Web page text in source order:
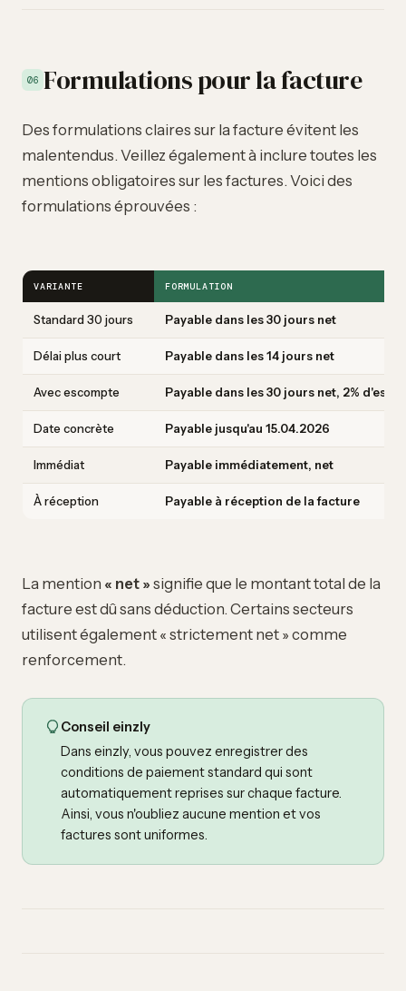
06 Formulations pour la facture
Des formulations claires sur la facture évitent les
malentendus. Veillez également à inclure toutes les
mentions obligatoires sur les factures. Voici des
formulations éprouvées :
VARIANTE FORMULATION
Standard 30 jours Payable dans les 30 jours net
Délai plus court Payable dans les 14 jours net
Avec escompte Payable dans les 30 jours net, 2%
Date concrète Payable jusqu'au 15.04.2026
Immédiat Payable immédiatement, net
À réception Payable à réception de la facture
La mention « net » signifie que le montant total de la
facture est dû sans déduction. Certains secteurs
utilisent également « strictement net » comme
renforcement.
Conseil einzly
Dans einzly, vous pouvez enregistrer des
conditions de paiement standard qui sont
automatiquement reprises sur chaque facture.
Ainsi, vous n'oubliez aucune mention et vos
factures sont uniformes.